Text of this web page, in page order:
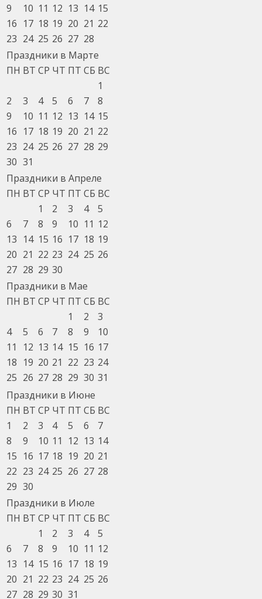
9
10 11 12 13 14 15
16 17 18 19 20 21 22
23 24 25 26 27 28
Праздники в Марте
ПН ВТ СР ЧТ ПТ СБ ВС
1
2
3 4 5 6 7
8
9
10 11 12 13 14 15
16 17 18 19 20 21 22
23 24 25 26 27 28 29
30 31
Праздники в Апреле
ПН ВТ СР ЧТ ПТ СБ ВС
1
2 3 4
5
6
7 8 9 10 11 12
13 14 15 16 17 18 19
20 21 22 23 24 25 26
27 28 29 30
Праздники в Мае
ПН ВТ СР ЧТ ПТ СБ ВС
1
2
3
4
5 6 7 8 9
10
11
12 13 14 15 16 17
18 19 20 21 22 23 24
25 26 27 28 29 30 31
Праздники в Июне
ПН ВТ СР ЧТ ПТ СБ ВС
1
2 3 4 5 6
7
8
9 10 11 12 13 14
15 16 17 18 19 20 21
22 23 24 25 26 27 28
29 30
Праздники в Июле
ПН ВТ СР ЧТ ПТ СБ ВС
1
2 3 4
5
6
7 8 9 10 11 12
13 14 15 16 17 18 19
20 21 22 23 24 25 26
27 28 29 30 31